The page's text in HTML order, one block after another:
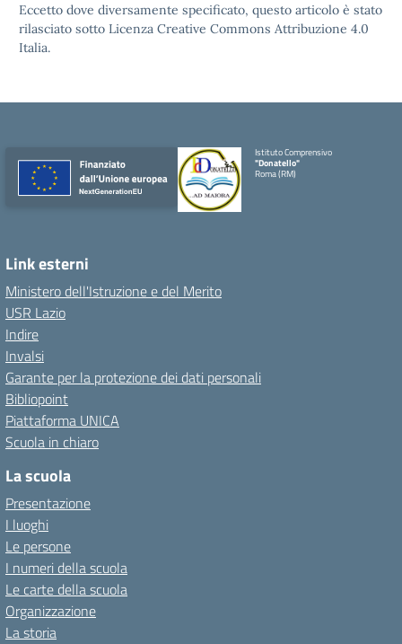
Eccetto dove diversamente specificato, questo articolo è stato
rilasciato sotto Licenza Creative Commons Attribuzione 4.0
Italia.
Istituto Comprensivo
"Donatello"
Roma (RM)
Link esterni
Ministero dell'Istruzione e del Merito
USR Lazio
Indire
Invalsi
Garante per la protezione dei dati personali
Bibliopoint
Piattaforma UNICA
Scuola in chiaro
La scuola
Presentazione
I luoghi
Le persone
I numeri della scuola
Le carte della scuola
Organizzazione
La storia